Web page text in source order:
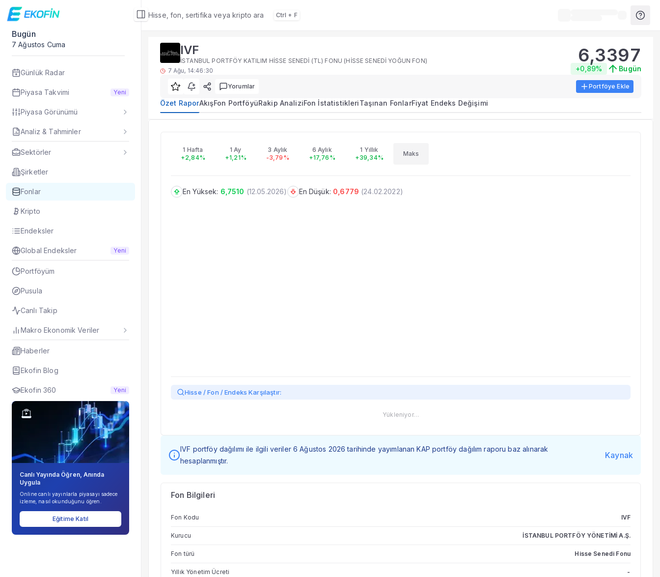
Hisse, fon, sertifika veya kripto ara Ctrl + F
Bugün
7 Ağustos Cuma
Günlük Radar
Piyasa Takvimi Yeni
Piyasa Görünümü
Analiz & Tahminler
Sektörler
Şirketler
Fonlar
Kripto
Endeksler
Global Endeksler Yeni
Portföyüm
Pusula
Canlı Takip
Makro Ekonomik Veriler
Haberler
Ekofin Blog
Ekofin 360 Yeni
Canlı Yayında Öğren, Anında
Uygula
Online canlı yayınlarla piyasayı sadece
izleme, nasıl okunduğunu öğren.
Eğitime Katıl
Fon Detay
Özet Rapor
IVF yatırım fonu özet raporu, getiri, risk profili ve portföy bilgileri.
IVF fonu özet rapor ekranında neler var?
TEFAS IVF fonu için özet rapor sekmesinde performans, portföy ve karşılaştırma metrikleri listelenir.
Fon verileri hangi kaynaktan gelir?
Evet. Fon detay modülündeki rakip analizi ve performans karşılaştırma araçlarıyla benzer fonları inceleyebilirsiniz.
Fon Detay— İlgili Bölümler
Fon Portföyü
IVF
İSTANBUL PORTFÖY KATILIM HİSSE SENEDİ (TL) FONU (HİSSE SENEDİ YOĞUN FON)
7 Ağu, 14:46:30
6,3397
+0,89% Bugün
Yorumlar Portföye Ekle
Özet RaporAkışFon PortföyüRakip AnaliziFon İstatistikleriTaşınan FonlarFiyat Endeks Değişimi
1 Hafta
+2,84%
1 Ay
+1,21%
3 Aylık
-3,79%
6 Aylık
+17,76%
1 Yıllık
+39,34%
Maks
En Yüksek: 6,7510 (12.05.2026) En Düşük: 0,6779 (24.02.2022)
Hisse / Fon / Endeks Karşılaştır:
Yükleniyor…
IVF portföy dağılımı ile ilgili veriler 6 Ağustos 2026 tarihinde yayımlanan KAP portföy dağılım raporu baz alınarak
hesaplanmıştır.
Kaynak
Fon Bilgileri
Fon Kodu IVF
Kurucu İSTANBUL PORTFÖY YÖNETİMİ A.Ş.
Fon türü Hisse Senedi Fonu
Yıllık Yönetim Ücreti -